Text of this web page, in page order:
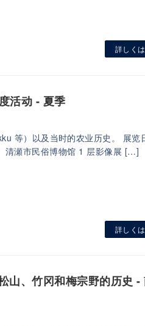
詳しく
活动 - 夏季
等）以及当时的农业历史。 展览
清瀬市民俗博物馆 1 层影像展 […]
詳しく
山、竹冈和梅宗野的历史 -